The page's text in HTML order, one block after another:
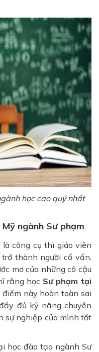
học cao quý nhất
ngành Sư phạm
là công cụ thì giáo viên
thành người cố vấn,
mơ của những cô cậu
rằng học Sư phạm tại
này hoàn toàn sai
đủ kỹ năng chuyên
sự nghiệp của mình tốt
học đào tạo ngành Sư